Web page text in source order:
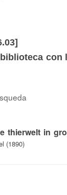
con
thierwelt in
(1890)